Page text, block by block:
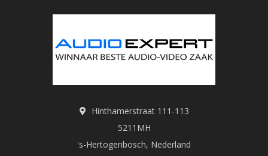
Hinthamerstraat 111-113
5211MH
's-Hertogenbosch, Nederland